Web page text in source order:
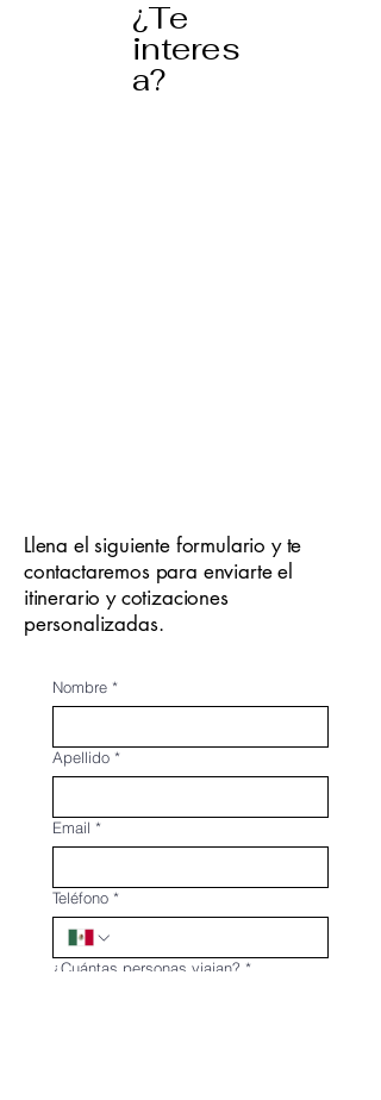
¿Te
interes
a?
Llena el siguiente formulario y te
contactaremos para enviarte el
itinerario y cotizaciones
personalizadas.
Nombre *
Apellido *
Email *
Teléfono *
¿Cuántas personas viajan? *